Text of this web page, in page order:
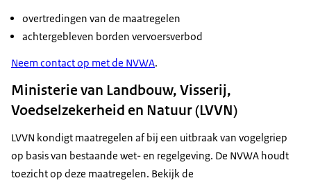
overtredingen van de maatregelen
achtergebleven borden vervoersverbod
Neem contact op met de NVWA.
Ministerie van Landbouw, Visserij,
Voedselzekerheid en Natuur (LVVN)
LVVN kondigt maatregelen af bij een uitbraak van vogelgriep
op basis van bestaande wet- en regelgeving. De NVWA houdt
toezicht op deze maatregelen. Bekijk de